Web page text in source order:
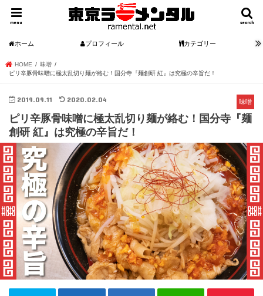
search
menu
ホーム プロフィール カテゴリー
HOME
味噌
ピリ辛豚骨味噌に極太乱切り麺が絡む！国分寺『麺創研 紅』は究極の辛旨だ！
味噌
2019.09.11 2020.02.04
ピリ辛豚骨味噌に極太乱切り麺が絡む！国分寺『麺
創研 紅』は究極の辛旨だ！